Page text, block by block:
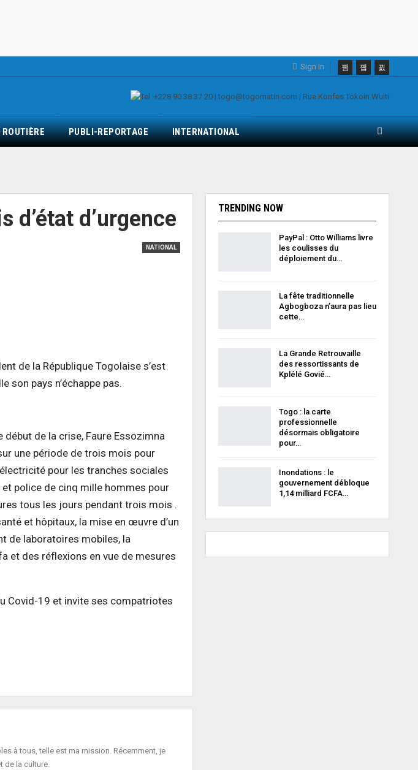
Sign In
PUBLI-REPORTAGE INTERNATIONAL
d’état d’urgence
NATIONAL
de la République Togolaise s’est
son pays n’échappe pas.
de la crise, Faure Essozimna
une période de trois mois pour
pour les tranches sociales
police de cinq mille hommes pour
tous les jours pendant trois mois .
et hôpitaux, la mise en œuvre d’un
de laboratoires mobiles, la
et des réflexions en vue de mesures
Covid-19 et invite ses compatriotes
à tous, telle est ma mission. Récemment, je
de la culture.
TRENDING NOW
PayPal : Otto Williams livre
les coulisses du
déploiement du…
La fête traditionnelle
Agbogboza n’aura pas lieu
cette…
La Grande Retrouvaille
des ressortissants de
Kplélé Govié…
Togo : la carte
professionnelle
désormais obligatoire
pour…
Inondations : le
gouvernement débloque
1,14 milliard FCFA…